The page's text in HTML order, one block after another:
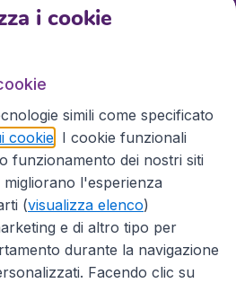
i cookie
simili come specificato
cookie . I cookie funzionali
funzionamento dei nostri siti
l'esperienza
(visualizza elenco)
e di altro tipo per
durante la navigazione
Facendo clic su